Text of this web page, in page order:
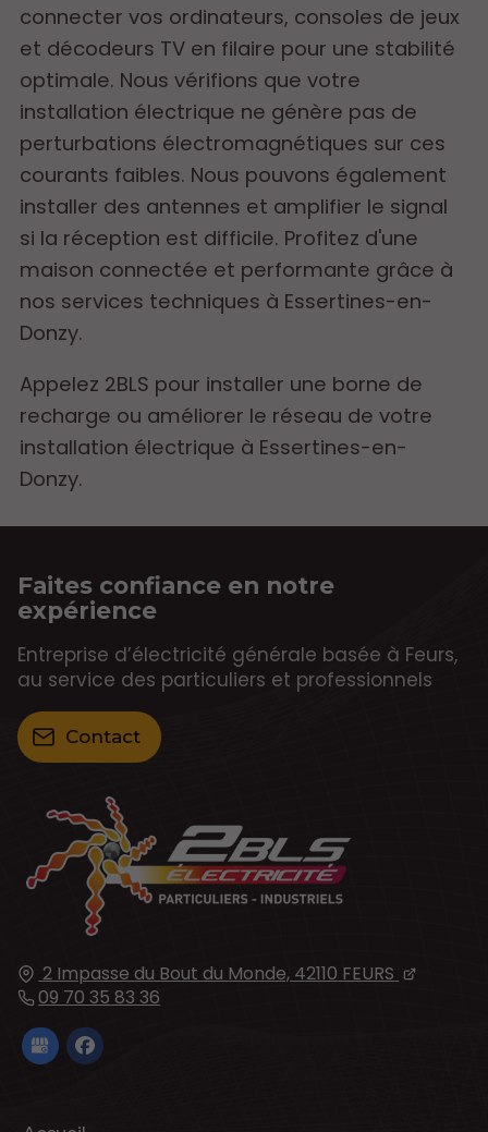
connecter vos ordinateurs, consoles de jeux
et décodeurs TV en filaire pour une stabilité
optimale. Nous vérifions que votre
installation électrique ne génère pas de
perturbations électromagnétiques sur ces
courants faibles. Nous pouvons également
installer des antennes et amplifier le signal
si la réception est difficile. Profitez d'une
maison connectée et performante grâce à
nos services techniques à Essertines-en-
Donzy.
Appelez 2BLS pour installer une borne de
recharge ou améliorer le réseau de votre
installation électrique à Essertines-en-
Donzy.
2 Impasse du Bout du Monde, 42110 FEURS
09 70 35 83 36
Faites confiance en notre
expérience
Entreprise d’électricité générale basée à Feurs,
au service des particuliers et professionnels
Contact